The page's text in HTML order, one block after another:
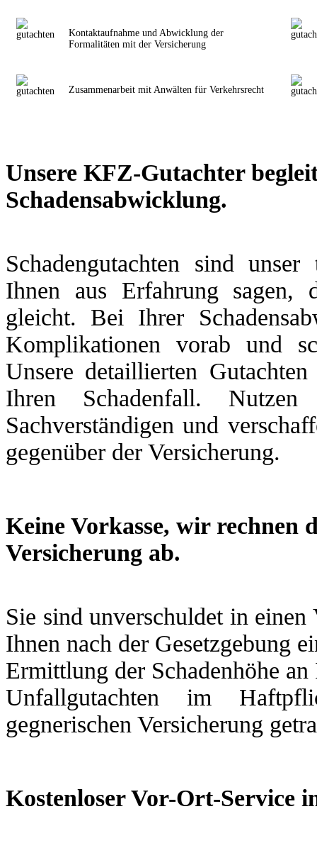
Kontaktaufnahme und Abwicklung der
Formalitäten mit der Versicherung
Zusammenarbeit mit Anwälten für Verkehrsrecht
Unsere KFZ-Gutachter
Schadensabwicklung.
Schadengutachten sind
Ihnen aus Erfahrung sagen,
gleicht. Bei Ihrer
Komplikationen vorab und
Unsere detaillierten
Ihren Schadenfall.
Sachverständigen und
gegenüber der Versicherung.
Keine Vorkasse, wir rechnen
Versicherung ab.
Sie sind unverschuldet in
Ihnen nach der Gesetzgebung
Ermittlung der Schadenhöhe
Unfallgutachten im
gegnerischen Versicherung
Kostenloser Vor-Ort-Service